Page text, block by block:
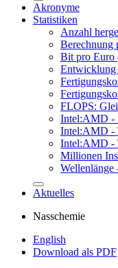
Akronyme
Statistiken
Anzahl
Berechnung
Bit pro
Entwicklung
FLOPS:
Intel:AMD -
Intel:AMD -
Intel:AMD -
Millionen
Wellenlänge
Aktuelles
Nasschemie
English
Download als PDF